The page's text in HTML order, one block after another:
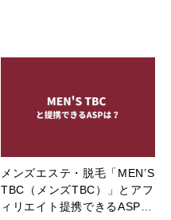
メンズエステ・脱毛「MEN’S
TBC（メンズTBC）」とアフ
ィリエイト提携できるASP…